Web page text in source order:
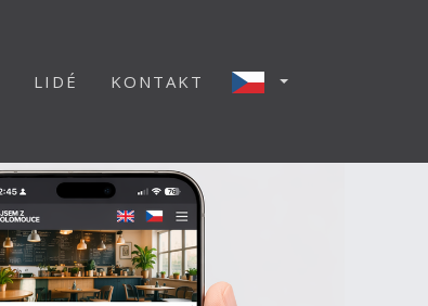
LIDÉ KONTAKT